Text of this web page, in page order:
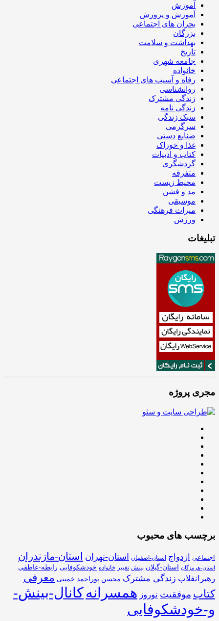
آموزش
آموزش و پرورش
بحران های اجتماعی
بزرگان
بهداشت و سلامت
تاریخ
جامعه شهری
خانواده
رفاه و آسیب های اجتماعی
روانشناسی
زندگی مشترک
زندگی نامه
سبک زندگی
سرگرمی
صنایع دستی
غذا و خوراک
کتاب و ادبیات
گردشگری
متفرقه
محیط زیست
مد و فشن
موسیقی
میراث فرهنگی
ورزش
تبلیغات
مجری پروژه
برچسب های محبوب
اجتماعی ازدواج استان-اصفهان استان-تهران استان-مازندران
استان-هرمزگان استان-گیلان بینش تغییر خانواده خودشکوفایی رابطه-عاطفی
رهبرانقلاب زندگی مشترک محسن پوراحمد خمینی معرفی
کتاب موفقیت نوروز همسرانهکانال-بینش-
و-خودشکوفایی